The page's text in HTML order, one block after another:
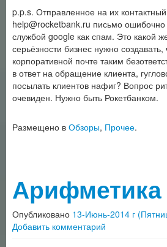
p.p.s. Отправленное на их
help@rocketbank.ru письмо ошибочно
службой google как спам. Это какой
серьёзности бизнес нужно
корпоративной почте таким
в ответ на обращение клиента,
посылать клиентов нафиг? Вопрос
очевиден. Нужно быть Рокетбанком.
Размещено в Обзоры, Прочее.
Опубликовано 13-Июнь-2014 г
Добавить комментарий